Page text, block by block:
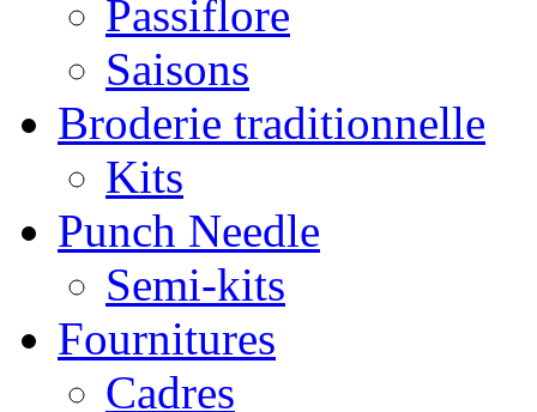
Passiflore
Saisons
Broderie traditionnelle
Kits
Punch Needle
Semi-kits
Fournitures
Cadres